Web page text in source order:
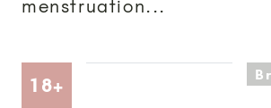
menstruation...
18+ Artikler anbefalet til